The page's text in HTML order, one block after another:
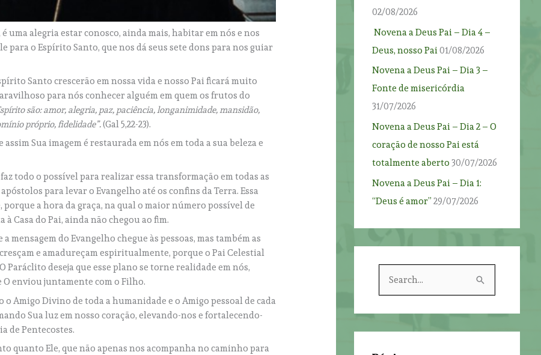
uma alegria estar conosco, ainda mais, habitar em nós e nos
para o Espírito Santo, que nos dá seus sete dons para nos guiar
Santo crescerão em nossa vida e nosso Pai ficará muito
para nós conhecer alguém em quem os frutos do
são: amor, alegria, paz, paciência, longanimidade, mansidão,
próprio, fidelidade”.(Gal 5,22-23).
Sua imagem é restaurada em nós em toda a sua beleza e
todo o possível para realizar essa transformação em todas as
para levar o Evangelho até os confins da Terra. Essa
a hora da graça, na qual o maior número possível de
Casa do Pai, ainda não chegou ao fim.
mensagem do Evangelho chegue às pessoas, mas também as
e amadureçam espiritualmente, porque o Pai Celestial
Paráclito deseja que esse plano se torne realidade em nós,
O enviou juntamente com o Filho.
Amigo Divino de toda a humanidade e o Amigo pessoal de cada
Sua luz em nosso coração, elevando-nos e fortalecendo-
de Pentecostes.
quanto Ele, que não apenas nos acompanha no caminho para
02/08/2026
Novena a Deus Pai – Dia 4 –
Deus, nosso Pai 01/08/2026
Novena a Deus Pai – Dia 3 –
Fonte de misericórdia
31/07/2026
Novena a Deus Pai – Dia 2 – O
coração de nosso Pai está
totalmente aberto 30/07/2026
Novena a Deus Pai – Dia 1:
“Deus é amor” 29/07/2026